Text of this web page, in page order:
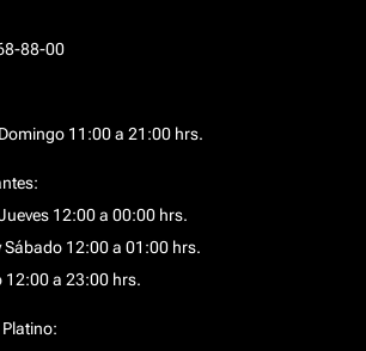
88-00
11:00 a 21:00 hrs.
12:00 a 00:00 hrs.
Sábado 12:00 a 01:00 hrs.
12:00 a 23:00 hrs.